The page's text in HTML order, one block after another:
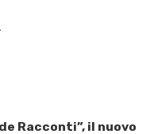
Racconti”, il nuovo